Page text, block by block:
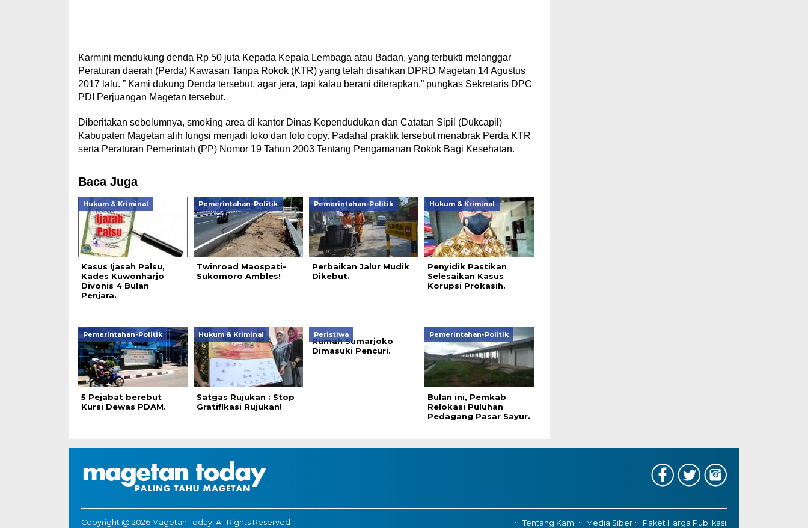
Karmini mendukung denda Rp 50 juta Kepada Kepala Lembaga atau Badan, yang terbukti melanggar
Peraturan daerah (Perda) Kawasan Tanpa Rokok (KTR) yang telah disahkan DPRD Magetan 14 Agustus
2017 lalu. ” Kami dukung Denda tersebut, agar jera, tapi kalau berani diterapkan,” pungkas Sekretaris DPC
PDI Perjuangan Magetan tersebut.
Diberitakan sebelumnya, smoking area di kantor Dinas Kependudukan dan Catatan Sipil (Dukcapil)
Kabupaten Magetan alih fungsi menjadi toko dan foto copy. Padahal praktik tersebut menabrak Perda KTR
serta Peraturan Pemerintah (PP) Nomor 19 Tahun 2003 Tentang Pengamanan Rokok Bagi Kesehatan.
Baca Juga
Hukum & Kriminal
Kasus Ijasah Palsu,
Kades Kuwonharjo
Divonis 4 Bulan
Penjara.
Pemerintahan-Politik
Twinroad Maospati-
Sukomoro Ambles!
Pemerintahan-Politik
Perbaikan Jalur Mudik
Dikebut.
Hukum & Kriminal
Penyidik Pastikan
Selesaikan Kasus
Korupsi Prokasih.
Pemerintahan-Politik
5 Pejabat berebut
Kursi Dewas PDAM.
Hukum & Kriminal
Satgas Rujukan : Stop
Gratifikasi Rujukan!
Peristiwa
Rumah Sumarjoko
Dimasuki Pencuri.
Pemerintahan-Politik
Bulan ini, Pemkab
Relokasi Puluhan
Pedagang Pasar Sayur.
Copyright @ 2026 Magetan Today, All Rights Reserved Tentang Kami Media Siber Paket Harga Publikasi